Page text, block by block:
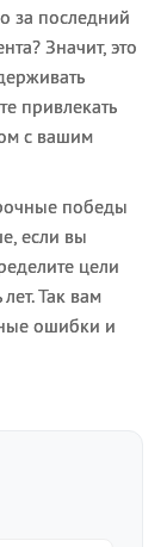
за последний
Значит, это
привлекать
с вашим
победы
если вы
цели
Так вам
ошибки и